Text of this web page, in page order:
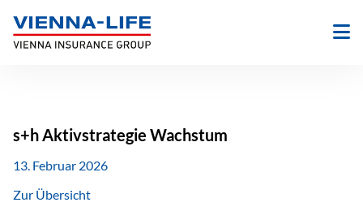
Inhalt
springen
s+h Aktivstrategie Wachstum
13. Februar 2026
Zur Übersicht